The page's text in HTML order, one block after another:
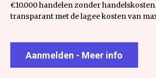
€10.000 handelen zonder
transparant met de lagee kosten van
Aanmelden - Meer info